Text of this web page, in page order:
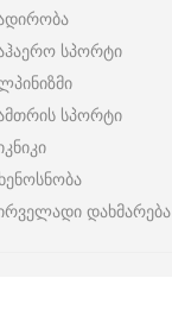
სპორტი
სპორტი
დახმარება